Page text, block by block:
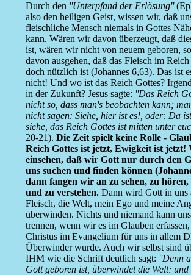
Durch den ''Unterpfand der Erlösung''
also den heiligen Geist, wissen wir, daß
fleischliche Mensch niemals in Gottes
kann. Wären wir davon überzeugt, daß
ist, wären wir nicht von neuem geboren,
davon ausgehen, daß das Fleisch im Reich
doch nützlich ist (Johannes 6,63). Das ist
nicht! Und wo ist das Reich Gottes?
in der Zukunft? Jesus sagte: ''Das Reich
nicht so, dass man's beobachten kann;
nicht sagen: Siehe, hier ist es!, oder: Da
siehe, das Reich Gottes ist mitten unter
20-21). Die Zeit spielt keine Rolle -
Reich Gottes ist jetzt, Ewigkeit ist jetzt!
einsehen, daß wir Gott nur durch den
uns suchen und finden können
dann fangen wir an zu sehen, zu hören,
und zu verstehen.Dann wird Gott in uns
Fleisch, die Welt, mein Ego und meine
überwinden. Nichts und niemand kann
trennen, wenn wir es im Glauben erfassen,
Christus im Evangelium für uns in allem
Überwinder wurde. Auch wir selbst sind
IHM wie die Schrift deutlich sagt: ''Denn
Gott geboren ist, überwindet die Welt;